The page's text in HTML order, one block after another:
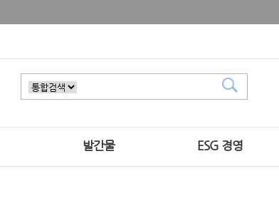
발간물 ESG 경영